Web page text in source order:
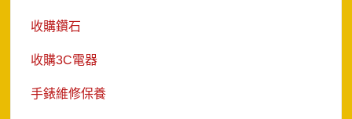
收購鑽石
收購3C電器
手錶維修保養